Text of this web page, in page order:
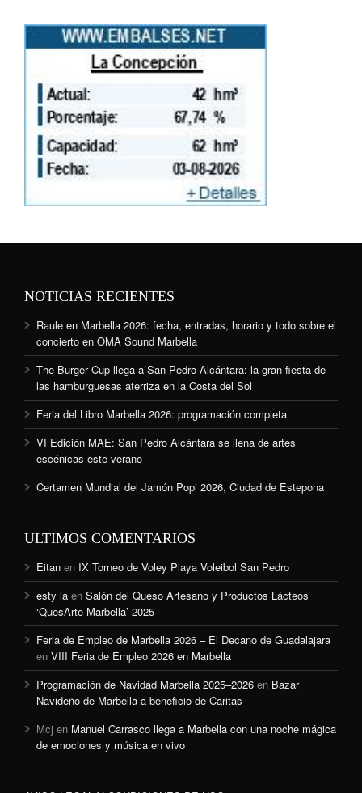
NOTICIAS RECIENTES
Raule en Marbella 2026: fecha, entradas, horario y todo sobre el
concierto en OMA Sound Marbella
The Burger Cup llega a San Pedro Alcántara: la gran fiesta de
las hamburguesas aterriza en la Costa del Sol
Feria del Libro Marbella 2026: programación completa
VI Edición MAE: San Pedro Alcántara se llena de artes
escénicas este verano
Certamen Mundial del Jamón Popi 2026, Ciudad de Estepona
ULTIMOS COMENTARIOS
Eitan en IX Torneo de Voley Playa Voleibol San Pedro
esty la en Salón del Queso Artesano y Productos Lácteos
‘QuesArte Marbella’ 2025
Feria de Empleo de Marbella 2026 – El Decano de Guadalajara
en VIII Feria de Empleo 2026 en Marbella
Programación de Navidad Marbella 2025–2026 en Bazar
Navideño de Marbella a beneficio de Caritas
Mcj en Manuel Carrasco llega a Marbella con una noche mágica
de emociones y música en vivo